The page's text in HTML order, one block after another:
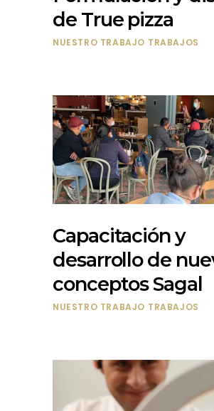
de True pizza
NUESTRO TRABAJO TRABAJOS
Capacitación y
desarrollo de
conceptos Sagal
NUESTRO TRABAJO TRABAJOS